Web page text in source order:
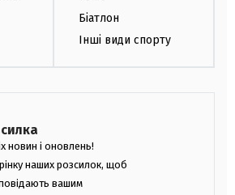
Біатлон
Інші види спорту
новин і оновлень!
наших розсилок, щоб
вашим